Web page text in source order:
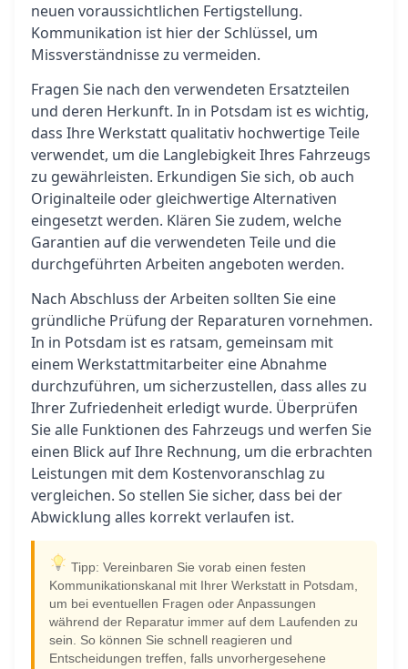
neuen voraussichtlichen Fertigstellung.
Kommunikation ist hier der Schlüssel, um
Missverständnisse zu vermeiden.
Fragen Sie nach den verwendeten Ersatzteilen
und deren Herkunft. In in Potsdam ist es wichtig,
dass Ihre Werkstatt qualitativ hochwertige Teile
verwendet, um die Langlebigkeit Ihres Fahrzeugs
zu gewährleisten. Erkundigen Sie sich, ob auch
Originalteile oder gleichwertige Alternativen
eingesetzt werden. Klären Sie zudem, welche
Garantien auf die verwendeten Teile und die
durchgeführten Arbeiten angeboten werden.
Nach Abschluss der Arbeiten sollten Sie eine
gründliche Prüfung der Reparaturen vornehmen.
In in Potsdam ist es ratsam, gemeinsam mit
einem Werkstattmitarbeiter eine Abnahme
durchzuführen, um sicherzustellen, dass alles zu
Ihrer Zufriedenheit erledigt wurde. Überprüfen
Sie alle Funktionen des Fahrzeugs und werfen Sie
einen Blick auf Ihre Rechnung, um die erbrachten
Leistungen mit dem Kostenvoranschlag zu
vergleichen. So stellen Sie sicher, dass bei der
Abwicklung alles korrekt verlaufen ist.
Tipp: Vereinbaren Sie vorab einen festen
Kommunikationskanal mit Ihrer Werkstatt in Potsdam,
um bei eventuellen Fragen oder Anpassungen
während der Reparatur immer auf dem Laufenden zu
sein. So können Sie schnell reagieren und
Entscheidungen treffen, falls unvorhergesehene